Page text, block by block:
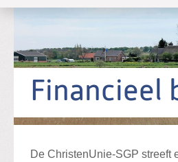
Standpunten
Verkiezingsprogramma 2026-
Financieel
De ChristenUnie-SGP streeft